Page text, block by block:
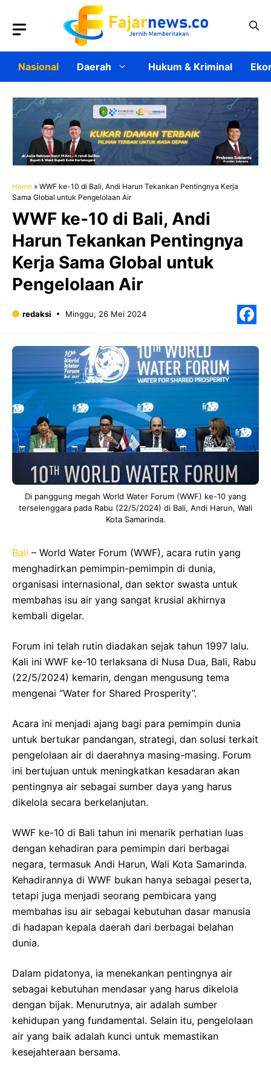
Nasional Daerah Hukum & Kriminal
Home » WWF ke-10 di Bali, Andi Harun Tekankan Pentingnya Kerja
Sama Global untuk Pengelolaan Air
WWF ke-10 di Bali, Andi
Harun Tekankan Pentingnya
Kerja Sama Global untuk
Pengelolaan Air
redaksi Minggu, 26 Mei 2024
Di panggung megah World Water Forum (WWF) ke-10 yang
terselenggara pada Rabu (22/5/2024) di Bali, Andi Harun, Wali
Kota Samarinda.
Bali – World Water Forum (WWF), acara rutin yang
menghadirkan pemimpin-pemimpin di dunia,
organisasi internasional, dan sektor swasta untuk
membahas isu air yang sangat krusial akhirnya
kembali digelar.
Forum ini telah rutin diadakan sejak tahun 1997 lalu.
Kali ini WWF ke-10 terlaksana di Nusa Dua, Bali, Rabu
(22/5/2024) kemarin, dengan mengusung tema
mengenai “Water for Shared Prosperity”.
Acara ini menjadi ajang bagi para pemimpin dunia
untuk bertukar pandangan, strategi, dan solusi terkait
pengelolaan air di daerahnya masing-masing. Forum
ini bertujuan untuk meningkatkan kesadaran akan
pentingnya air sebagai sumber daya yang harus
dikelola secara berkelanjutan.
WWF ke-10 di Bali tahun ini menarik perhatian luas
dengan kehadiran para pemimpin dari berbagai
negara, termasuk Andi Harun, Wali Kota Samarinda.
Kehadirannya di WWF bukan hanya sebagai peserta,
tetapi juga menjadi seorang pembicara yang
membahas isu air sebagai kebutuhan dasar manusia
di hadapan kepala daerah dari berbagai belahan
dunia.
Dalam pidatonya, ia menekankan pentingnya air
sebagai kebutuhan mendasar yang harus dikelola
dengan bijak. Menurutnya, air adalah sumber
kehidupan yang fundamental. Selain itu, pengelolaan
air yang baik adalah kunci untuk memastikan
kesejahteraan bersama.